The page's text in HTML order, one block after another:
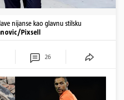
nijanse kao glavnu stilsku
Pixsell
26